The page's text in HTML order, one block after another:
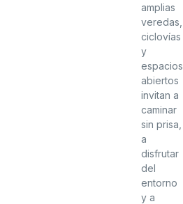
amplias
veredas,
ciclovías
y
espacios
abiertos
invitan a
caminar
sin prisa,
a
disfrutar
del
entorno
y a